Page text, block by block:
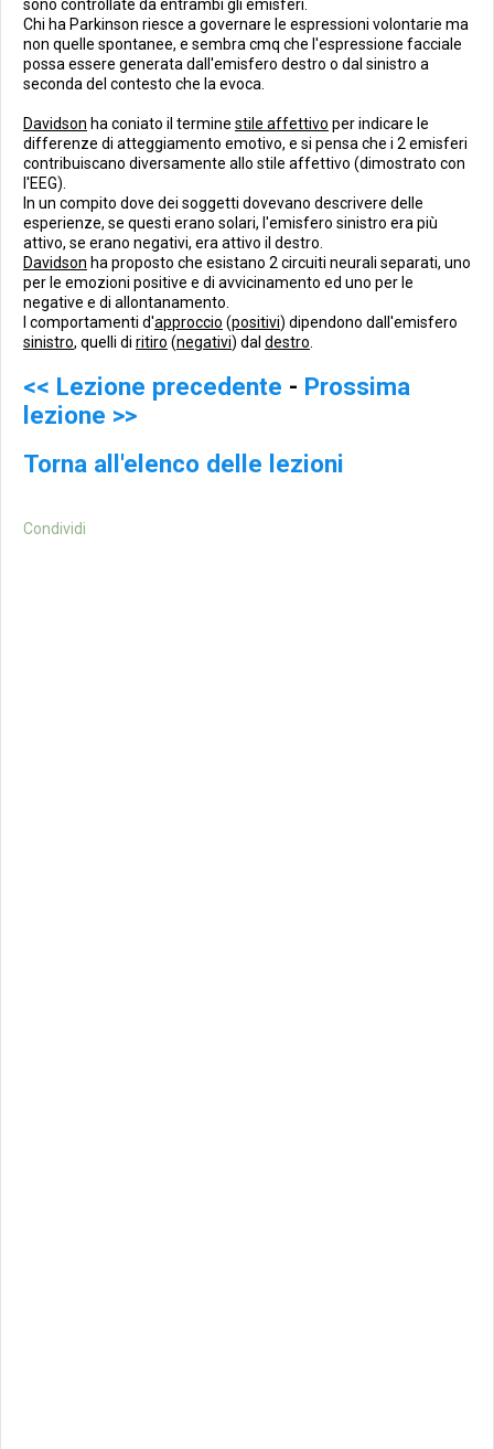
sono controllate da entrambi gli emisferi.
Chi ha Parkinson riesce a governare le espressioni volontarie ma
non quelle spontanee, e sembra cmq che l'espressione facciale
possa essere generata dall'emisfero destro o dal sinistro a
seconda del contesto che la evoca.
Davidson ha coniato il termine stile affettivo per indicare le
differenze di atteggiamento emotivo, e si pensa che i 2 emisferi
contribuiscano diversamente allo stile affettivo (dimostrato con
l'EEG).
In un compito dove dei soggetti dovevano descrivere delle
esperienze, se questi erano solari, l'emisfero sinistro era più
attivo, se erano negativi, era attivo il destro.
Davidson ha proposto che esistano 2 circuiti neurali separati, uno
per le emozioni positive e di avvicinamento ed uno per le
negative e di allontanamento.
I comportamenti d'approccio (positivi) dipendono dall'emisfero
sinistro, quelli di ritiro (negativi) dal destro
<< Lezione precedente - Prossima
lezione >>
Torna all'elenco delle lezioni
Condividi